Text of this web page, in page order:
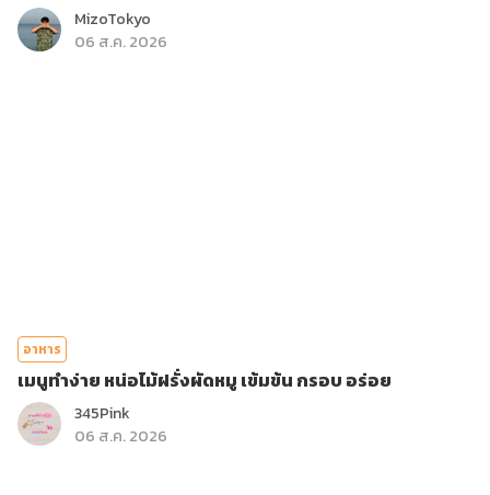
MizoTokyo
06 ส.ค. 2026
อาหาร
เมนูทำง่าย หน่อไม้ฝรั่งผัดหมู เข้มข้น กรอบ อร่อย
345Pink
06 ส.ค. 2026